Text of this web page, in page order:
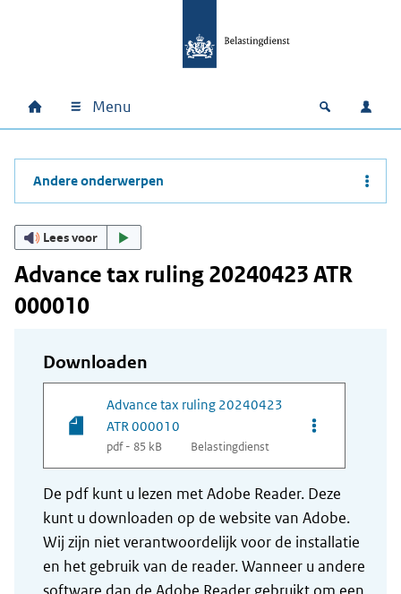
Hoofdnavigatie
Home Menu Open
Andere onderwerpen
Lees voor
Advance tax ruling 20240423 ATR
000010
Downloaden
Advance tax ruling 20240423
ATR 000010
pdf - 85 kB Belastingdienst
Opties van
De pdf kunt u lezen met Adobe Reader. Deze
kunt u downloaden op de website van Adobe.
Wij zijn niet verantwoordelijk voor de installatie
en het gebruik van de reader. Wanneer u andere